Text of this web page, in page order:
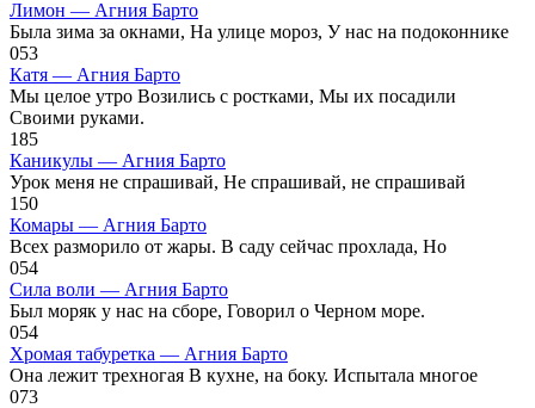
Лимон — Агния Барто
Была зима за окнами, На улице мороз, У нас на подоконнике
053
Катя — Агния Барто
Мы целое утро Возились с ростками, Мы их посадили
Своими руками.
185
Каникулы — Агния Барто
Урок меня не спрашивай, Не спрашивай, не спрашивай
1 50
Комары — Агния Барто
Всех разморило от жары. В саду сейчас прохлада, Но
054
Сила воли — Агния Барто
Был моряк у нас на сборе, Говорил о Черном море.
054
Хромая табуретка — Агния Барто
Она лежит трехногая В кухне, на боку. Испытала многое
073